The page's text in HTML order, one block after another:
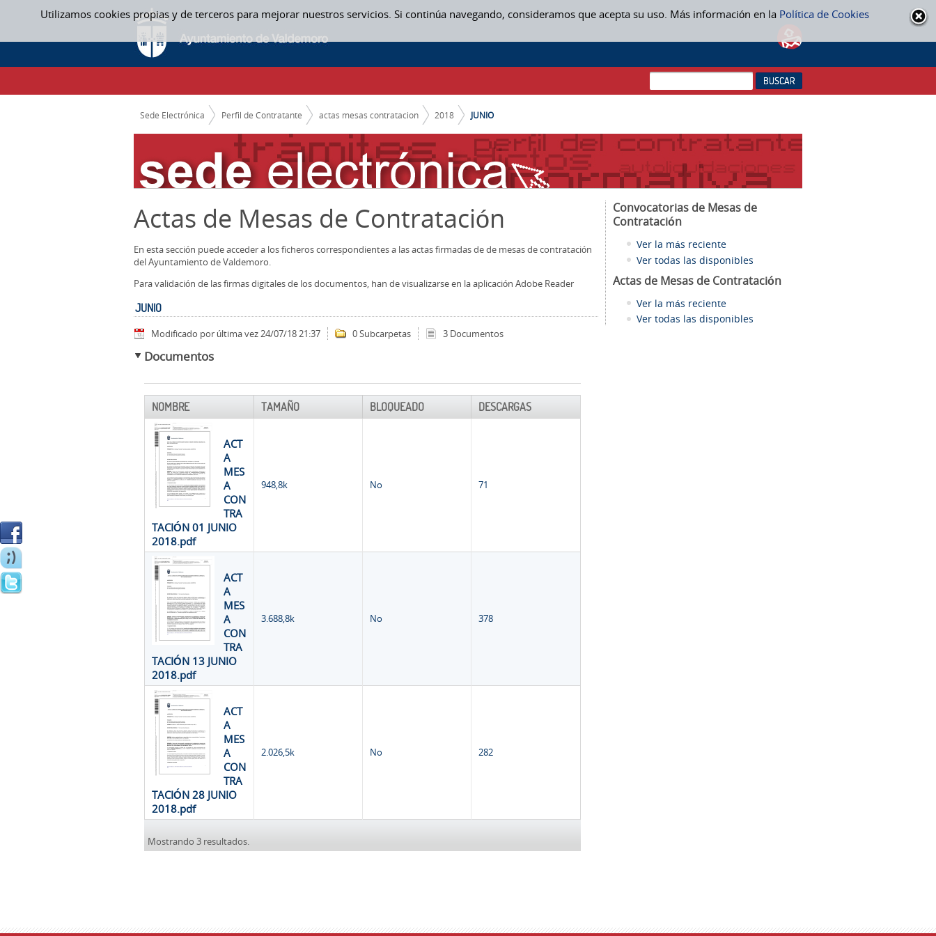
Utilizamos cookies propias y de terceros para mejorar nuestros servicios. Si continúa navegando, consideramos que acepta su uso. Más información en la Política de Cookies
Saltar al contenido
JUNIO - ACTAS MESAS CONTRATACION
CAMINO DE MIGAS
Sede Electrónica Perfil de Contratante actas mesas contratacion 2018 JUNIO
Actas de Mesas de Contratación
En esta sección puede acceder a los ficheros correspondientes a las actas firmadas de de mesas de contratación
del Ayuntamiento de Valdemoro.
Para validación de las firmas digitales de los documentos, han de visualizarse en la aplicación Adobe Reader
JUNIO
Modificado por última vez 24/07/18 21:37 0 Subcarpetas 3 Documentos
Documentos
NOMBRE TAMAÑO BLOQUEADO DESCARGAS
ACT
A
MES
A
CON
TRA
TACIÓN 01 JUNIO
2018.pdf
948,8k No 71
ACT
A
MES
A
CON
TRA
TACIÓN 13 JUNIO
2018.pdf
3.688,8k No 378
ACT
A
MES
A
CON
TRA
TACIÓN 28 JUNIO
2018.pdf
2.026,5k No 282
Mostrando 3 resultados.
Convocatorias de Mesas de
Contratación
Ver la más reciente
Ver todas las disponibles
Actas de Mesas de Contratación
Ver la más reciente
Ver todas las disponibles